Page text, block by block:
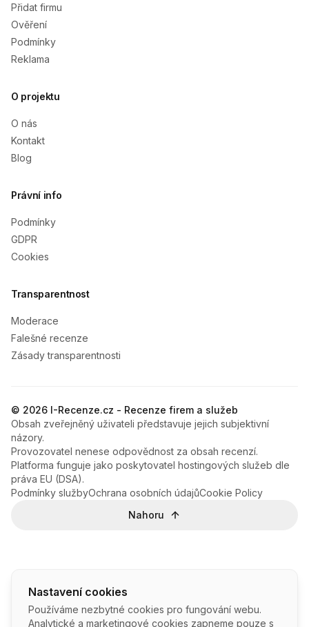
Nastavení cookies
Používáme nezbytné cookies pro fungování webu.
Analytické a marketingové cookies zapneme pouze s
Přidat firmu
Ověření
Podmínky
Reklama
O projektu
O nás
Kontakt
Blog
Právní info
Podmínky
GDPR
Cookies
Transparentnost
Moderace
Falešné recenze
Zásady transparentnosti
© 2026 I-Recenze.cz - Recenze firem a služeb
Obsah zveřejněný uživateli představuje jejich subjektivní
názory.
Provozovatel nenese odpovědnost za obsah recenzí.
Platforma funguje jako poskytovatel hostingových služeb dle
práva EU (DSA).
Podmínky službyOchrana osobních údajůCookie Policy
Nahoru